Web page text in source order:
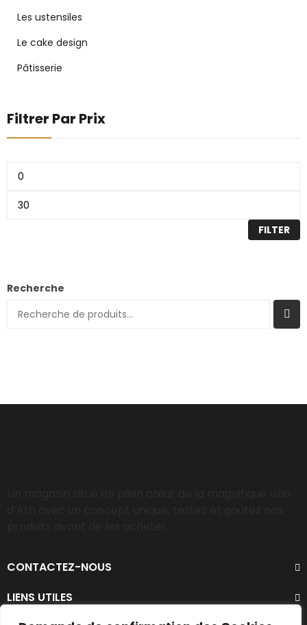
Les ustensiles
Le cake design
Pâtisserie
Filtrer Par Prix
FILTER
Recherche
CONTACTEZ-NOUS
LIENS UTILES